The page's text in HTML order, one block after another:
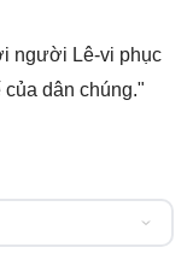
người Lê-vi phục
dân chúng."